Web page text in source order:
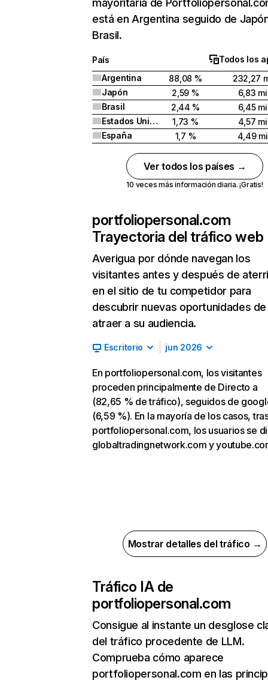
mayoritaria de
está en Argentina seguido de
Brasil.
País
Todos los
Argentina
88,08 %
232,27
Japón
2,59 %
6,83
Brasil
2,44 %
6,45
Estados Unidos
1,73 %
4,57
España
1,7 % 4,49
Ver todos los países →
10 veces más información diaria. ¡Gratis!
portfoliopersonal.com
Trayectoria del tráfico web
Averigua por dónde navegan los
visitantes antes y después de
en el sitio de tu competidor para
descubrir nuevas oportunidades de
atraer a su audiencia.
Escritorio jun 2026
En portfoliopersonal.com, los visitantes
proceden principalmente de Directo a
(82,65 % de tráfico), seguidos de
(6,59 %). En la mayoría de los casos,
portfoliopersonal.com, los usuarios se
globaltradingnetwork.com y
Mostrar detalles del tráfico →
Tráfico IA de
portfoliopersonal.com
Consigue al instante un desglose
del tráfico procedente de LLM.
Comprueba cómo aparece
portfoliopersonal.com en las